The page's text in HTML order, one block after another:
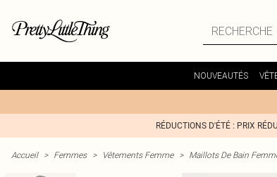
NOUVEAUTÉS
RÉDUCTIONS D'ÉTÉ : PRIX
Accueil > Femmes > Vêtements Femme > Maillots De Bain